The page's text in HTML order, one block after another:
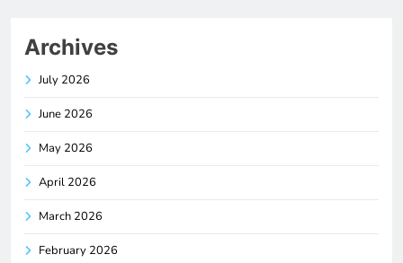
Archives
July 2026
June 2026
May 2026
April 2026
March 2026
February 2026